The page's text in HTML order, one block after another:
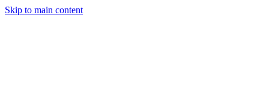
Skip to main content